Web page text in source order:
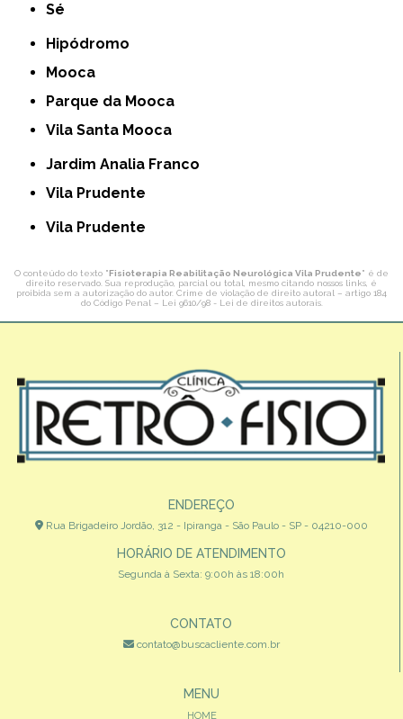
Sé
Hipódromo
Mooca
Parque da Mooca
Vila Santa Mooca
Jardim Analia Franco
Vila Prudente
Vila Prudente
O conteúdo do texto "Fisioterapia Reabilitação Neurológica Vila Prudente" é de
direito reservado. Sua reprodução, parcial ou total, mesmo citando nossos links, é
proibida sem a autorização do autor. Crime de violação de direito autoral – artigo 184
do Código Penal – Lei 9610/98 - Lei de direitos autorais.
ENDEREÇO
Rua Brigadeiro Jordão, 312 - Ipiranga - São Paulo - SP - 04210-000
HORÁRIO DE ATENDIMENTO
Segunda à Sexta: 9:00h às 18:00h
CONTATO
contato@buscacliente.com.br
MENU
HOME